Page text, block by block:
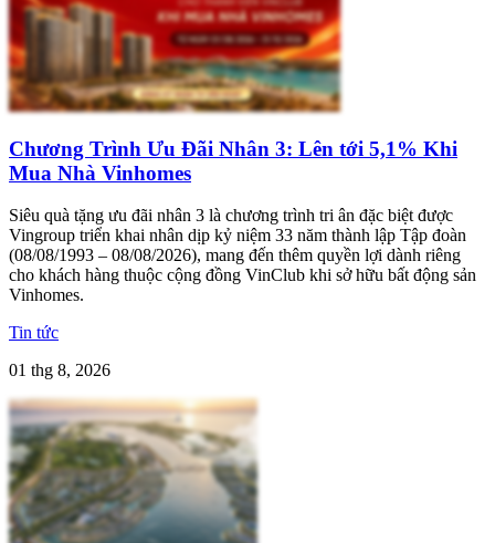
Chương Trình Ưu Đãi Nhân 3: Lên tới 5,1% Khi
Mua Nhà Vinhomes
Siêu quà tặng ưu đãi nhân 3 là chương trình tri ân đặc biệt được
Vingroup triển khai nhân dịp kỷ niệm 33 năm thành lập Tập đoàn
(08/08/1993 – 08/08/2026), mang đến thêm quyền lợi dành riêng
cho khách hàng thuộc cộng đồng VinClub khi sở hữu bất động sản
Vinhomes.
Tin tức
01 thg 8, 2026